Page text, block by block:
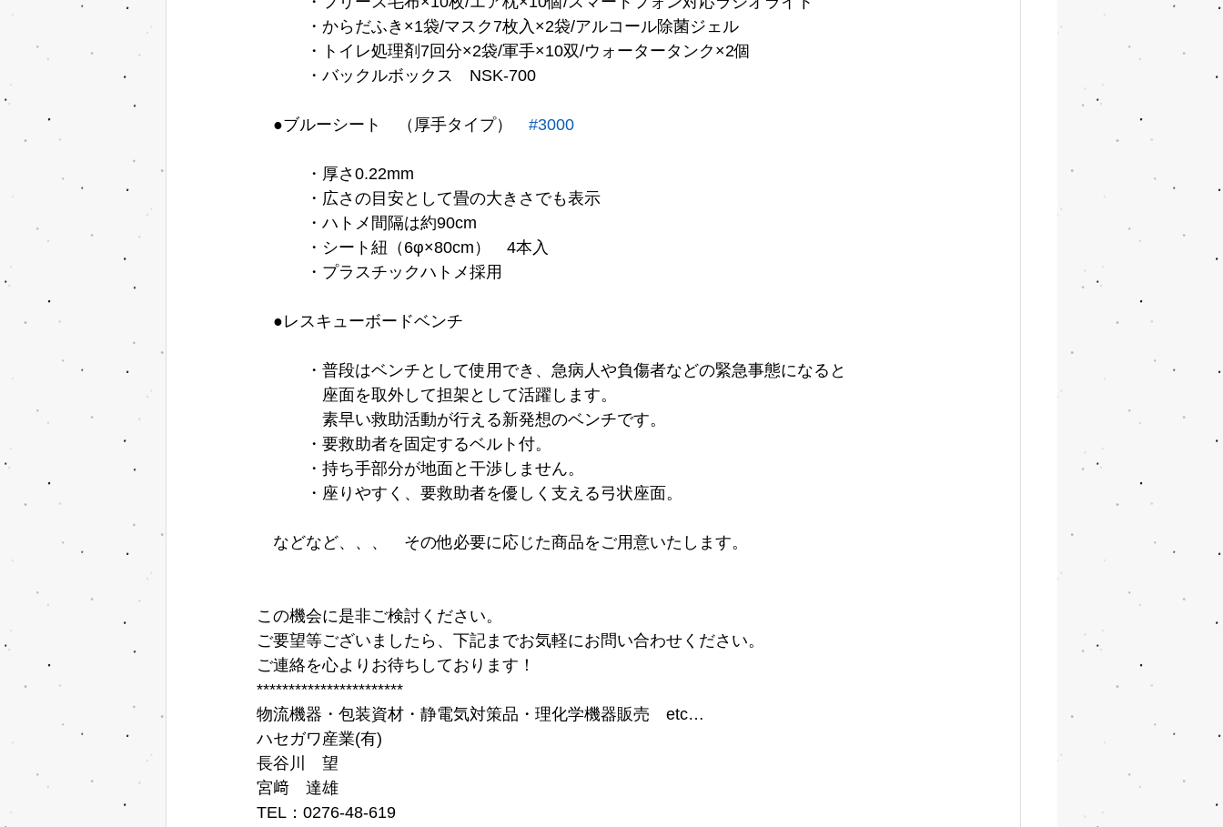
・からだふき×1袋/マスク7枚入×2袋/アルコール除菌ジェル
・トイレ処理剤7回分×2袋/軍手×10双/ウォータータンク×2個
・バックルボックス　NSK-700
●ブルーシート　（厚手タイプ） #3000
・厚さ0.22mm
・広さの目安として畳の大きさでも表示
・ハトメ間隔は約90cm
・シート紐（6φ×80cm）　4本入
・プラスチックハトメ採用
●レスキューボードベンチ
・普段はベンチとして使用でき、急病人や負傷者などの緊急事態になると
座面を取外して担架として活躍します。
素早い救助活動が行える新発想のベンチです。
・要救助者を固定するベルト付。
・持ち手部分が地面と干渉しません。
・座りやすく、要救助者を優しく支える弓状座面。
などなど、、、　その他必要に応じた商品をご用意いたします。
この機会に是非ご検討ください。
ご要望等ございましたら、下記までお気軽にお問い合わせください。
ご連絡を心よりお待ちしております！
***********************
物流機器・包装資材・静電気対策品・理化学機器販売　etc…
ハセガワ産業(有)
長谷川　望
宮﨑　達雄
TEL：0276-48-619